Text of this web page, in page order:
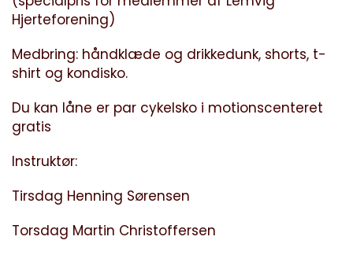
Hjerteforening)
Medbring: håndklæde og drikkedunk, shorts, t-
shirt og kondisko.
Du kan låne er par cykelsko i motionscenteret
gratis
Instruktør:
Tirsdag Henning Sørensen
Torsdag Martin Christoffersen